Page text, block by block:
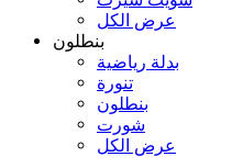
عرض الكل
بنطلون
بدلة رياضية
تنورة
بنطلون
شورت
عرض الكل